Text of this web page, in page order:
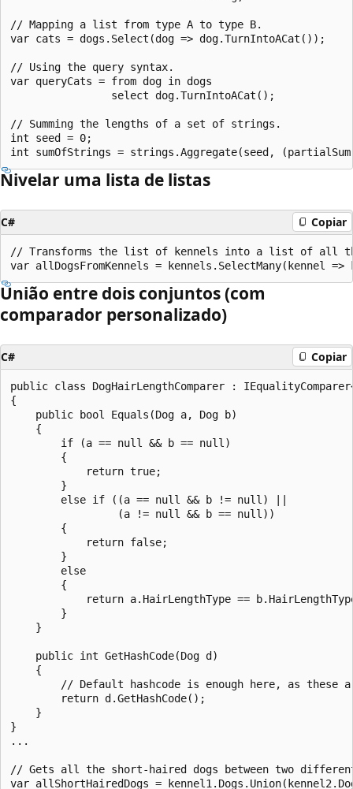
// Mapping a list from type A to type B.
var cats = dogs.Select(dog => dog.TurnIntoACat());
// Using the query syntax.
var queryCats = from dog in dogs
                select dog.TurnIntoACat();
// Summing the lengths of a set of strings.
int seed = 0;
Nivelar uma lista de listas
C# Copiar
// Transforms the list of kennels into a list of all
União entre dois conjuntos (com
comparador personalizado)
C# Copiar
public class DogHairLengthComparer :
{
    public bool Equals(Dog a, Dog b)
    {
        if (a == null && b == null)
        {
            return true;
        }
        else if ((a == null && b != null) ||
                 (a != null && b == null))
        {
            return false;
        }
        else
        {
return a.HairLengthType ==
        }
    }
    public int GetHashCode(Dog d)
    {
// Default hashcode is enough here, as these
        return d.GetHashCode();
    }
}
...
// Gets all the short-haired dogs between two